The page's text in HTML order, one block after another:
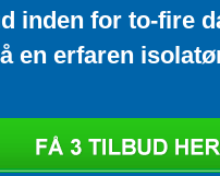
inden for to-fire
en erfaren